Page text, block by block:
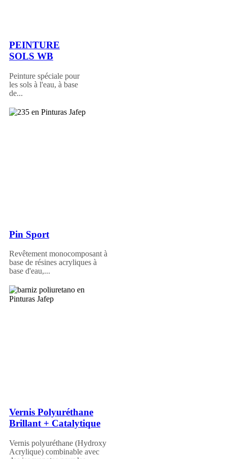
PEINTURE
SOLS WB
Peinture spéciale pour
les sols à l'eau, à base
de...
Pin Sport
Revêtement monocomposant à
base de résines acryliques à
base d'eau,...
Vernis Polyuréthane
Brillant + Catalytique
Vernis polyuréthane (Hydroxy
Acrylique) combinable avec